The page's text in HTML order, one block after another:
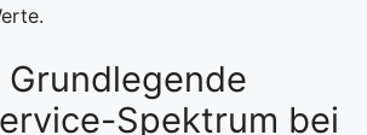
Grundlegende
Spektrum bei